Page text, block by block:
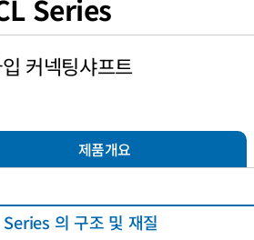
Series
커넥팅샤프트
제품개요
의 구조 및 재질